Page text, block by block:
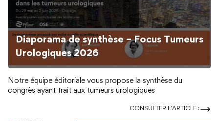
Diaporama de synthèse – Focus Tumeurs
Urologiques 2026
Notre équipe éditoriale vous propose la synthèse du
congrès ayant trait aux tumeurs urologiques
CONSULTER L'ARTICLE :